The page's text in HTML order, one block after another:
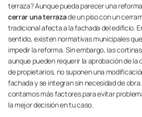
terraza? Aunque pueda parecer una
cerrar una terrazade un piso con un
tradicional afecta a la fachada del edificio.
sentido, existen normativas municipales
impedir la reforma. Sin embargo, las
aunque pueden requerir la aprobación de la
de propietarios, no suponen una
fachada y se integran sin necesidad de
contamos más factores para evitar
la mejor decisión en tu caso.